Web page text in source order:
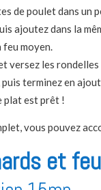
de poulet dans un
ajoutez dans la
feu moyen.
versez les
puis terminez en
plat est prêt !
vous pouvez
et